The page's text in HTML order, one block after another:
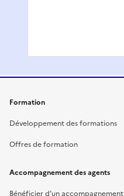
Formation
Développement des formations
Offres de formation
Accompagnement des agents
Bénéficier d’un accompagnement